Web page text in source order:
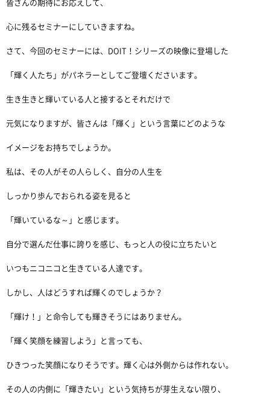
皆さんの期待にお応えして、
心に残るセミナーにしていきますね。
さて、今回のセミナーには、DOIT！シリーズの映像に登場した
「輝く人たち」がパネラーとしてご登壇くださいます。
生き生きと輝いている人と接するとそれだけで
元気になりますが、皆さんは「輝く」という言葉にどのような
イメージをお持ちでしょうか。
私は、その人がその人らしく、自分の人生を
しっかり歩んでおられる姿を見ると
「輝いているな～」と感じます。
自分で選んだ仕事に誇りを感じ、もっと人の役に立ちたいと
いつもニコニコと生きている人達です。
しかし、人はどうすれば輝くのでしょうか？
「輝け！」と命令しても輝きそうにはありません。
「輝く笑顔を練習しよう」と言っても、
ひきつった笑顔になりそうです。輝く心は外側からは作れない。
その人の内側に「輝きたい」という気持ちが芽生えない限り、